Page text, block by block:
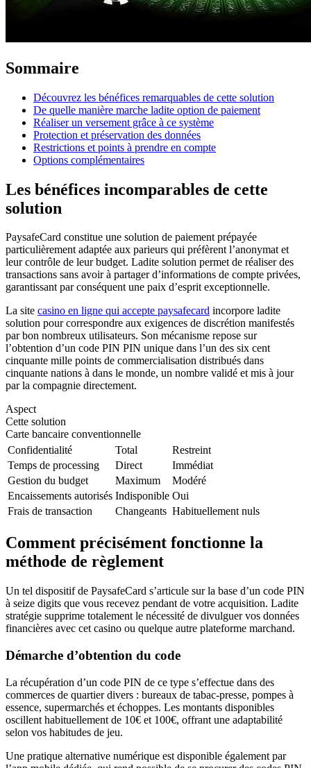
Sommaire
Découvrez les bénéfices remarquables de cette solution
De quelle manière marche ladite option de paiement
Réaliser un versement grâce à ce système
Protection et préservation des données
Restrictions et points à prendre en compte
Options complémentaires
Les bénéfices incomparables de cette
solution
PaysafeCard constitue une solution de paiement prépayée
particulièrement adaptée aux parieurs qui préfèrent l’anonymat et
leur contrôle de leur budget. Ladite solution permet de réaliser des
transactions sans avoir à partager d’informations de compte privées,
garantissant par conséquent une paix d’esprit exceptionnelle.
La site casino en ligne qui accepte paysafecard incorpore ladite
solution pour correspondre aux exigences de discrétion manifestés
par bon nombreux utilisateurs. Son mécanisme repose sur
l’obtention d’un code PIN PIN unique dans l’un des six cent
cinquante mille points de commercialisation distribués dans
cinquante nations à dans le monde, un nombre validé et mis à jour
par la compagnie directement.
Aspect
Cette solution
Carte bancaire conventionnelle
Confidentialité
Total
Restreint
Temps de processing
Direct
Immédiat
Gestion du budget
Maximum
Modéré
Encaissements autorisés Indisponible Oui
Frais de transaction
Changeants Habituellement nuls
Comment précisément fonctionne la
méthode de règlement
Un tel dispositif de PaysafeCard s’articule sur la base d’un code PIN
à seize digits que vous recevez pendant de votre acquisition. Ladite
stratégie supprime totalement le nécessité de divulguer vos données
financières avec cet casino ou quelque autre plateforme marchand.
Démarche d’obtention du code
La récupération d’un code PIN de ce type s’effectue dans des
commerces de quartier divers : bureaux de tabac-presse, pompes à
essence, supermarchés et échoppes. Les montants disponibles
oscillent habituellement de 10€ et 100€, offrant une adaptabilité
selon vos habitudes de jeu.
Une pratique alternative numérique est disponible également par